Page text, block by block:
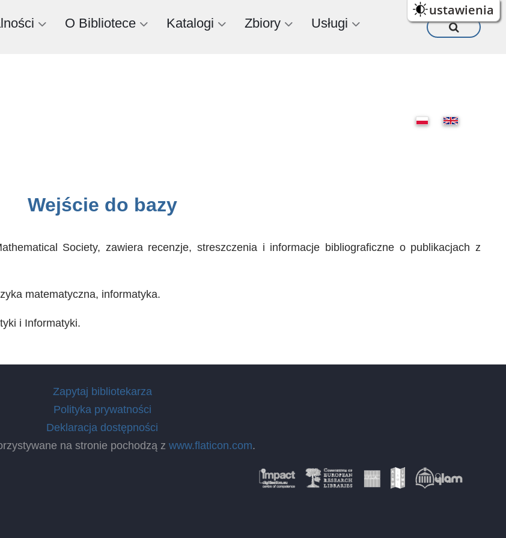
ustawienia
O Bibliotece Katalogi Zbiory Usługi
Wejście do bazy
Society, zawiera recenzje, streszczenia i informacje bibliograficzne o publikacjach z
matematyczna, informatyka.
i Informatyki.
Zapytaj bibliotekarza
Polityka prywatności
Deklaracja dostępności
na stronie pochodzą z www.flaticon.com.